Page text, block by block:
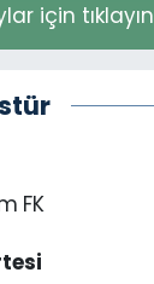
için tıklayın
FK